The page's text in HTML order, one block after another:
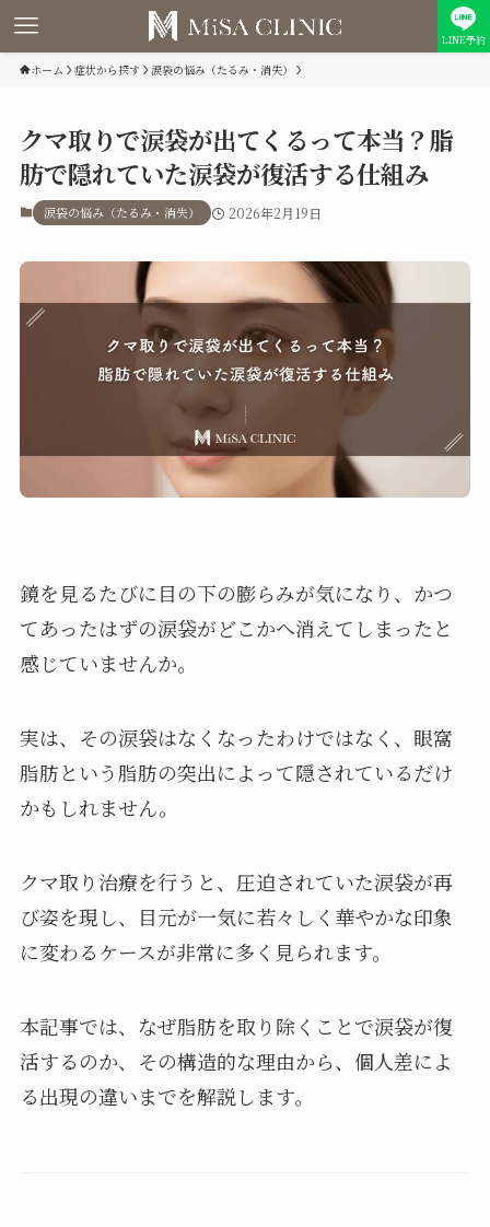
LINE予約
ホーム 症状から探す 涙袋の悩み（たるみ・消失）
クマ取りで涙袋が出てくるって本当？脂
肪で隠れていた涙袋が復活する仕組み
涙袋の悩み（たるみ・消失） 2026年2月19日
鏡を見るたびに目の下の膨らみが気になり、かつ
てあったはずの涙袋がどこかへ消えてしまったと
感じていませんか。
実は、その涙袋はなくなったわけではなく、眼窩
脂肪という脂肪の突出によって隠されているだけ
かもしれません。
クマ取り治療を行うと、圧迫されていた涙袋が再
び姿を現し、目元が一気に若々しく華やかな印象
に変わるケースが非常に多く見られます。
本記事では、なぜ脂肪を取り除くことで涙袋が復
活するのか、その構造的な理由から、個人差によ
る出現の違いまでを解説します。